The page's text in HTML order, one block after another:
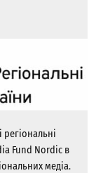
Fund Nordic в
медіа.